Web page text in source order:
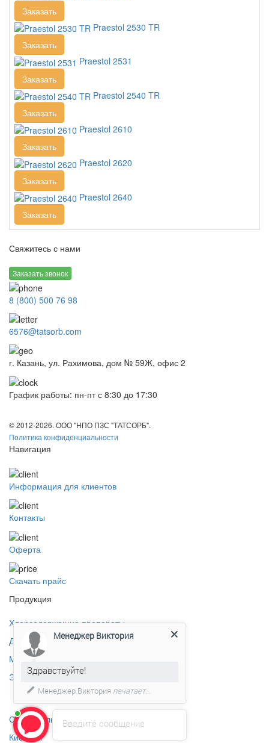
Заказать
Praestol 2530 TR
Заказать
Praestol 2531
Заказать
Praestol 2540 TR
Заказать
Praestol 2610
Заказать
Praestol 2620
Заказать
Praestol 2640
Заказать
Свяжитесь с нами
Заказать звонок
8 (800) 500 76 98
6576@tatsorb.com
г. Казань, ул. Рахимова, дом № 59Ж, офис 2
График работы: пн-пт с 8:30 до 17:30
© 2012-2026. ООО "НПО ПЗС "ТАТСОРБ".
Политика конфиденциальности
Навигация
Информация для клиентов
Контакты
Оферта
Скачать прайс
Продукция
Хлорсодержащие препараты
Дезинфицирующие средства
Материалы для водоподготовки
Этиленгликоль
Силикагель
Кислоты
Введите сообщение
Менеджер Виктория
Здравствуйте!
Менеджер Виктория печатает...